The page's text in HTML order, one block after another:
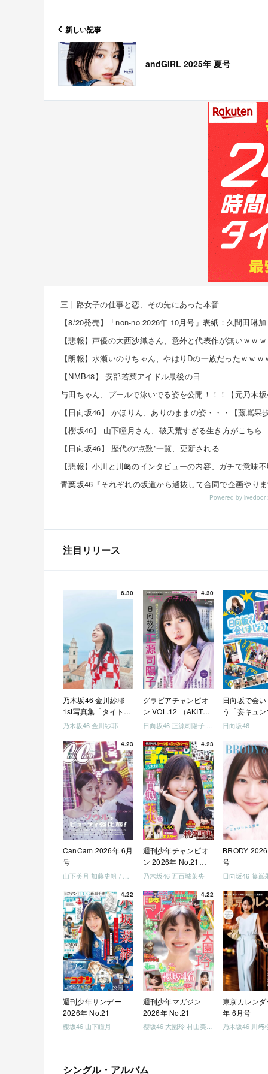
新しい記事
andGIRL 2025年 夏号
三十路女子の仕事と恋、その先にあった本音
【悲報】声優の大西沙織さん、意外と代表作が無いｗｗｗ
【朗報】水瀬いのりちゃん、やはりDの一族だったｗｗｗ
【NMB48】 安部若菜アイドル最後の日
与田ちゃん、プールで泳いでる姿を公開！！！【元乃木坂
【櫻坂46】 山下瞳月さん、破天荒すぎる生き方がこちら
【日向坂46】 歴代の“点数”一覧、更新される
Powered by livedoor
注目リリース
6.30
乃木坂46 金川紗耶
1st写真集「タイトル
未定」
乃木坂46 金川紗耶
4.30
グラビアチャンピオ
ン VOL.12 （AKITA
DXシリーズ）
日向坂で会い
う「妄キュ
ちゃいましょ
めましょう
美でロケし
う」「フレ
になりまし
「笑って卒
ましょう」
日向坂46
4.23
CanCam 2026年 6月
号
4.23
週刊少年チャンピオ
ン 2026年 No.21・
22 合併号
乃木坂46 五百城茉央
BRODY
号
4.22
週刊少年サンデー
2026年 No.21
櫻坂46 山下瞳月
4.22
週刊少年マガジン
2026年 No.21
東京カレン
年 6月号
乃木坂46 川﨑
シングル・アルバム